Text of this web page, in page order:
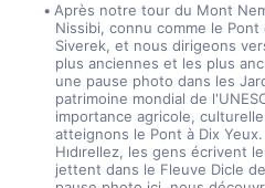
Après notre tour du Mont
Nissibi, connu comme le
Siverek, et nous dirigeons
plus anciennes et les plus
une pause photo dans les
patrimoine mondial de
importance agricole,
atteignons le Pont à Dix
Hıdırellez, les gens écrivent
jettent dans le Fleuve Dicle